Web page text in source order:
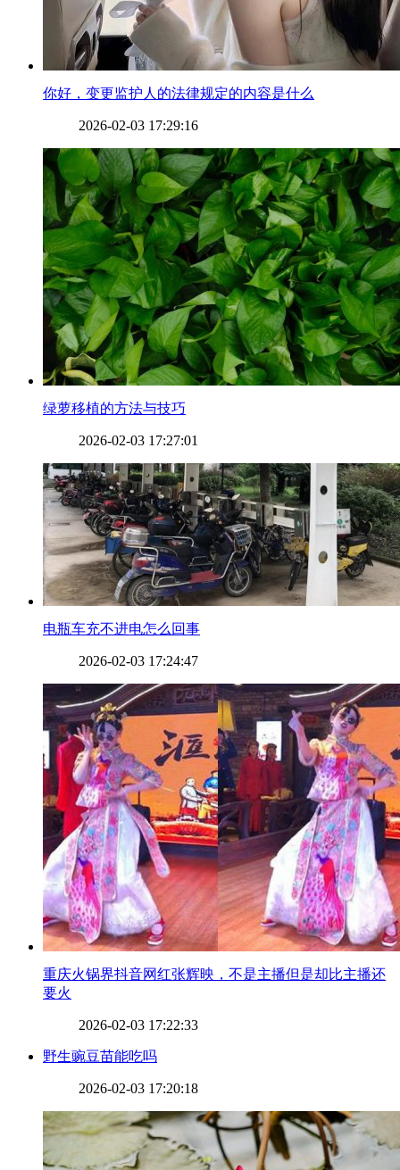
​你好，变更监护人的法律规定的内容是什么
2026-02-03 17:29:16
​绿萝移植的方法与技巧
2026-02-03 17:27:01
​电瓶车充不进电怎么回事
2026-02-03 17:24:47
​重庆火锅界抖音网红张辉映，不是主播但是却比主播还
要火
2026-02-03 17:22:33
​野生豌豆苗能吃吗
2026-02-03 17:20:18